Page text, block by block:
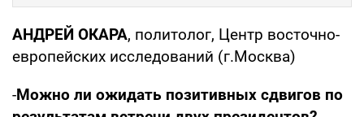
АНДРЕЙ ОКАРА, политолог, Центр восточно-
европейских исследований (г.Москва)
-Можно ли ожидать позитивных сдвигов по